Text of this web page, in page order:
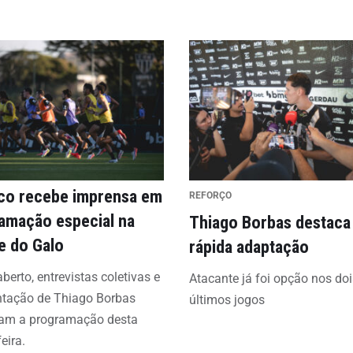
recebe imprensa em
especial na
do Galo
entrevistas coletivas e
de Thiago Borbas
a programação desta
REFORÇO
Thiago Borbas destaca
rápida adaptação
Atacante já foi opção nos
últimos jogos